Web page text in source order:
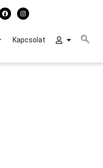
Kapcsolat